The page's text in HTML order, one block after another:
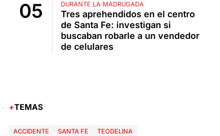
DURANTE LA MADRUGADA
Tres aprehendidos en el centro
de Santa Fe: investigan si
buscaban robarle a un vendedor
de celulares
TEMAS
ACCIDENTE SANTA FE TEODELINA